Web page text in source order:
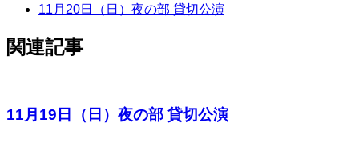
11月20日（日）夜の部 貸切公演
関連記事
11月19日（日）夜の部 貸切公演